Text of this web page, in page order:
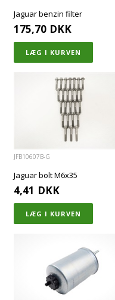
Jaguar benzin filter
175,70 DKK
JFB10607B-G
Jaguar bolt M6x35
4,41 DKK